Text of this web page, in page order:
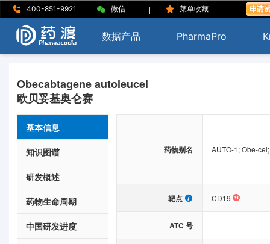
400-851-9921 | 微信 | 菜单收藏 |
数据产品 PharmaPro
Obecabtagene autoleucel
欧贝妥基奥仑赛
基本信息
知识图谱
研发概述
药物生命周期
中国研发进度
药物别名 AUTO-1; Obe-
靶点 CD19
ATC 号